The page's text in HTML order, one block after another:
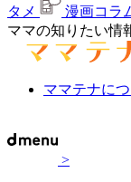
タメ
漫画コラ
ママの知りたい情
ママテナに
>